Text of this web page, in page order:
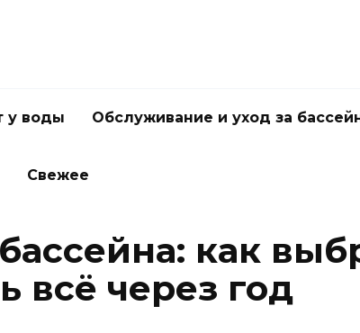
у воды Обслуживание и уход за
Свежее
как
всё через год